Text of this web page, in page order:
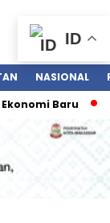
NASIONAL
Baru
ID